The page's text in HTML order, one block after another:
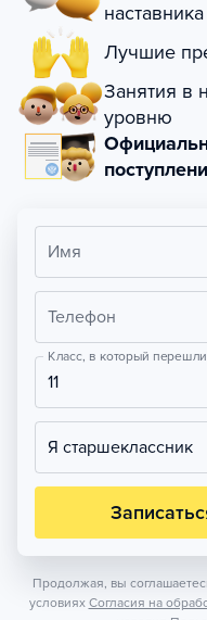
наставника
Лучшие
Занятия в
уровню
Имя
Телефон
Класс, в который перешли
11
Я старшеклассник
Продолжая, вы
условиях Согласия на